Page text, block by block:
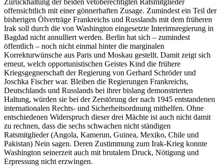
offensichtlich mit einer gönnerhaften Zusage. Zumindest ein Teil der
bisherigen Ölverträge Frankreichs und Russlands mit dem früheren
Irak soll durch die von Washington eingesetzte Interimsregierung in
Bagdad nicht annulliert werden. Berlin hat sich – zumindest
öffentlich – noch nicht einmal hinter die marginalen
Korrekturwünsche aus Paris und Moskau gestellt. Damit zeigt sich
erneut, welch opportunistischen Geistes Kind die frühere
Kriegsgegnerschaft der Regierung von Gerhard Schröder und
Joschka Fischer war. Bleiben die Regierungen Frankreichs,
Deutschlands und Russlands bei ihrer bislang demonstrierten
Haltung, würden sie bei der Zerstörung der nach 1945 entstandenen
internationalen Rechts- und Sicherheitsordnung mithelfen. Ohne
entschiedenen Widerspruch dieser drei Mächte ist auch nicht damit
zu rechnen, dass die sechs schwachen nicht ständigen
Ratsmitglieder (Angola, Kamerun, Guinea, Mexiko, Chile und
Pakistan) Nein sagen. Deren Zustimmung zum Irak-Krieg konnte
Washington seinerzeit auch mit brutalem Druck, Nötigung und
Erpressung nicht erzwingen.